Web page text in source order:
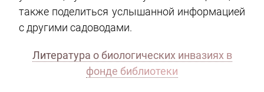
также поделиться услышанной информацией
с другими садоводами.
Литература о биологических инвазиях в
фонде библиотеки